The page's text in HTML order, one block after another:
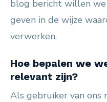
blog bericht willen
geven in de wijze
verwerken.
Hoe bepalen we
relevant zijn?
Als gebruiker van ons